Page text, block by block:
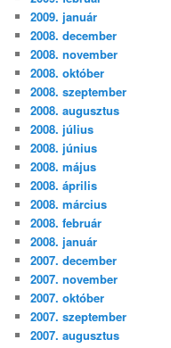
2009. január
2008. december
2008. november
2008. október
2008. szeptember
2008. augusztus
2008. július
2008. június
2008. május
2008. április
2008. március
2008. február
2008. január
2007. december
2007. november
2007. október
2007. szeptember
2007. augusztus